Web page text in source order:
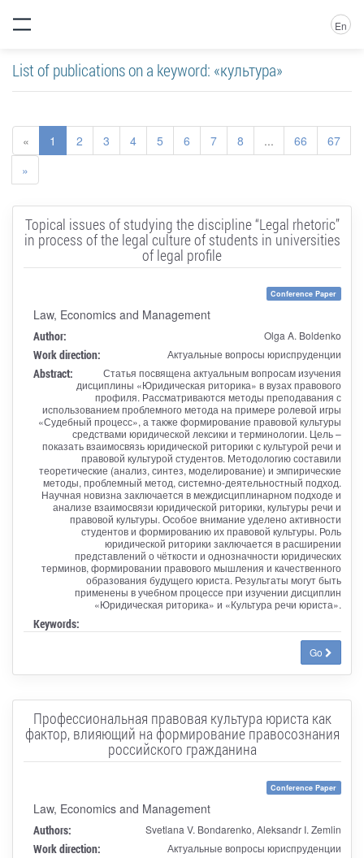
En
List of publications on a keyword: «культура»
« 1 2 3 4 5 6 7 8 ... 66
67
»
Topical issues of studying the discipline “Legal rhetoric”
in process of the legal culture of students in universities
of legal profile
Conference Paper
Law, Economics and Management
Author: Olga A. Boldenko
Work direction: Актуальные вопросы юриспруденции
Abstract:
Статья посвящена актуальным вопросам изучения
дисциплины «Юридическая риторика» в вузах правового
профиля. Рассматриваются методы преподавания с
использованием проблемного метода на примере ролевой игры
«Судебный процесс», а также формирование правовой культуры
средствами юридической лексики и терминологии. Цель –
показать взаимосвязь юридической риторики с культурой речи и
правовой культурой студентов. Методологию составили
теоретические (анализ, синтез, моделирование) и эмпирические
методы, проблемный метод, системно-деятельностный подход.
Научная новизна заключается в междисциплинарном подходе и
анализе взаимосвязи юридической риторики, культуры речи и
правовой культуры. Особое внимание уделено активности
студентов и формированию их правовой культуры. Роль
юридической риторики заключается в расширении
представлений о чёткости и однозначности юридических
терминов, формировании правового мышления и качественного
образования будущего юриста. Результаты могут быть
применены в учебном процессе при изучении дисциплин
«Юридическая риторика» и «Культура речи юриста».
Keywords:
Go
Профессиональная правовая культура юриста как
фактор, влияющий на формирование правосознания
российского гражданина
Conference Paper
Law, Economics and Management
Authors: Svetlana V. Bondarenko, Aleksandr I. Zemlin
Work direction: Актуальные вопросы юриспруденции